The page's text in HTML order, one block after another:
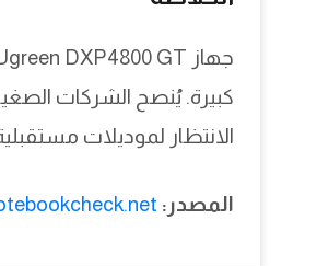
كبيرة. يُنصح الشركات
الانتظار لموديلات
المصدر: